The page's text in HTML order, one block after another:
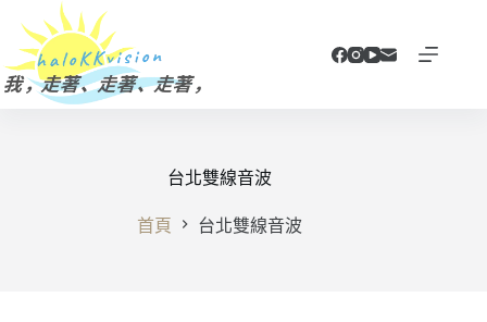
主
要
台北雙線音波
首頁 台北雙線音波